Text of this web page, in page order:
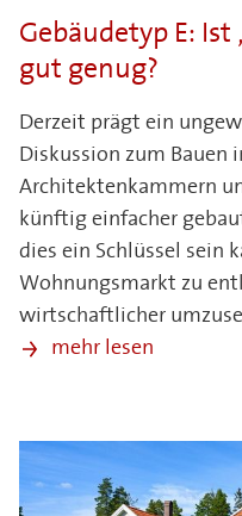
Gebäudetyp E: Ist
gut genug?
Derzeit prägt ein
Diskussion zum Bauen
Architektenkammern
künftig einfacher
dies ein Schlüssel sein
Wohnungsmarkt zu
wirtschaftlicher
mehr lesen